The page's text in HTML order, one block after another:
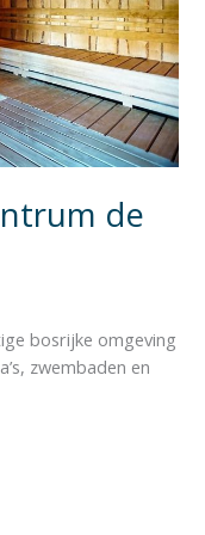
de
bosrijke omgeving
zwembaden en